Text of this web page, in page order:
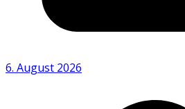
6. August 2026